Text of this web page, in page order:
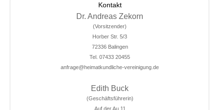
Kontakt
Dr. Andreas Zekorn
(Vorsitzender)
Horber Str. 5/3
72336 Balingen
Tel. 07433 20455
anfrage@heimatkundliche-vereinigung.de
Edith Buck
(Geschäftsführerin)
Auf der Au 11